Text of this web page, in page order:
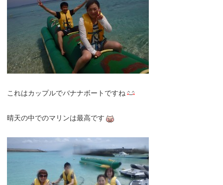
これはカップルでバナナボートですね
晴天の中でのマリンは最高です